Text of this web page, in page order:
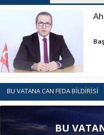
BU VATANA CAN FEDA BİLDİRİSİ
BU